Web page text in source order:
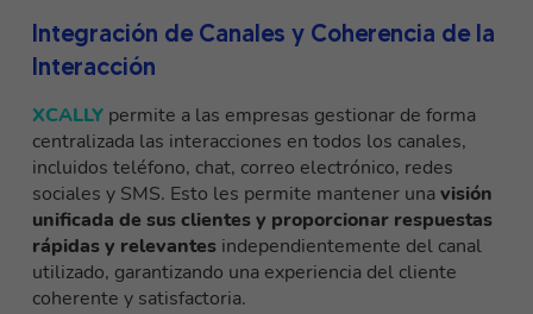
Integración de Canales y Coherencia de la
Interacción
XCALLY permite a las empresas gestionar de forma
centralizada las interacciones en todos los canales,
incluidos teléfono, chat, correo electrónico, redes
sociales y SMS. Esto les permite mantener unavisión
unificada de sus clientes y proporcionar respuestas
rápidas y relevantes independientemente del canal
utilizado, garantizando una experiencia del cliente
coherente y satisfactoria.